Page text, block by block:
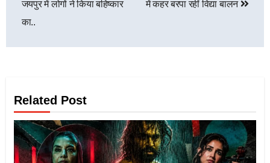
जयपुर में लोगों ने किया बहिष्कार
का..
में कहर बरपा रहीं विद्या बालन
Related Post